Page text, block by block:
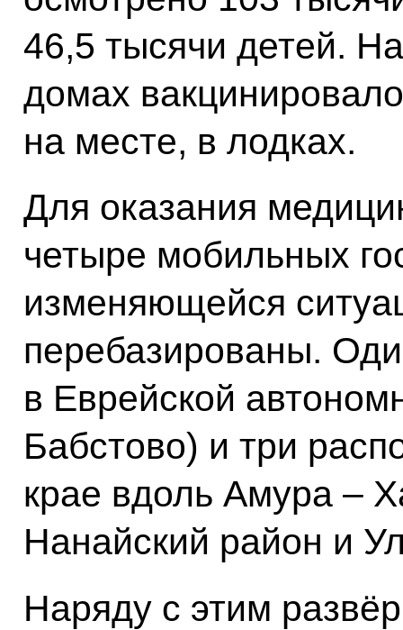
46,5 тысячи детей.
домах
на месте, в лодках.
Для оказания
четыре мобильных
изменяющейся
перебазированы.
в Еврейской
Бабстово) и три
крае вдоль Амура –
Нанайский район и
Наряду с этим